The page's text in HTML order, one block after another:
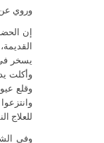
وروي عن
إن
يسخر في
وأكلت
وقلع
للعلاج
وفي